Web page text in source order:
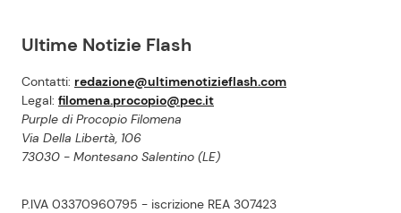
Ultime Notizie Flash
Contatti: redazione@ultimenotizieflash.com
Legal: filomena.procopio@pec.it
Purple di Procopio Filomena
Via Della Libertà, 106
73030 - Montesano Salentino (LE)
P.IVA 03370960795 - iscrizione REA 307423